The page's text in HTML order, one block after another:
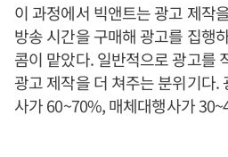
이 과정에서 빅앤트는 광고 제작
방송 시간을 구매해 광고를 집행
콤이 맡았다. 일반적으로 광고를
광고 제작을 더 쳐주는 분위기다.
사가 60~70%, 매체대행사가